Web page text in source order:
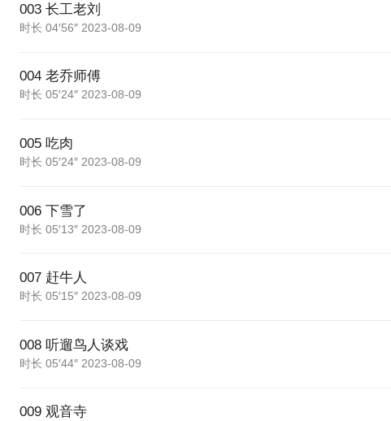
003 长工老刘
时长 04′56″ 2023-08-09
004 老乔师傅
时长 05′24″ 2023-08-09
005 吃肉
时长 05′24″ 2023-08-09
006 下雪了
时长 05′13″ 2023-08-09
007 赶牛人
时长 05′15″ 2023-08-09
008 听遛鸟人谈戏
时长 05′44″ 2023-08-09
009 观音寺